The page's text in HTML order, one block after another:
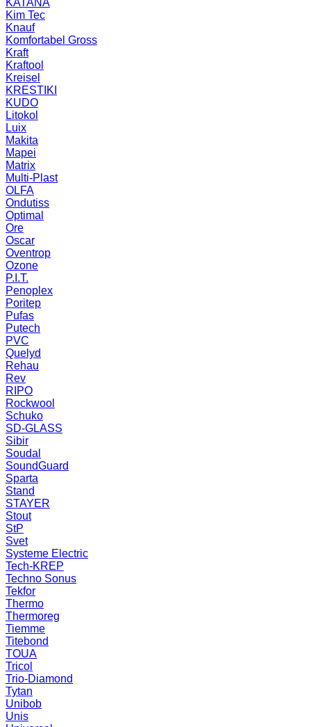
KATANA
Kim Tec
Knauf
Komfortabel Gross
Kraft
Kraftool
Kreisel
KRESTIKI
KUDO
Litokol
Luix
Makita
Mapei
Matrix
Multi-Plast
OLFA
Ondutiss
Optimal
Ore
Oscar
Oventrop
Ozone
P.I.T.
Penoplex
Poritep
Pufas
Putech
PVC
Quelyd
Rehau
Rev
RIPO
Rockwool
Schuko
SD-GLASS
Sibir
Soudal
SoundGuard
Sparta
Stand
STAYER
Stout
StP
Svet
Systeme Electric
Tech-KREP
Techno Sonus
Tekfor
Thermo
Thermoreg
Tiemme
Titebond
TOUA
Tricol
Trio-Diamond
Tytan
Unibob
Unis